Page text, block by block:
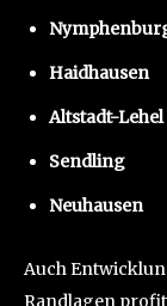
Haidhausen
Altstadt-Lehel
Sendling
Neuhausen
Auch
Randlagen